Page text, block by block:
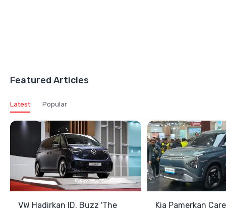
Featured Articles
Latest Popular
VW Hadirkan ID. Buzz 'The Kia Pamerkan